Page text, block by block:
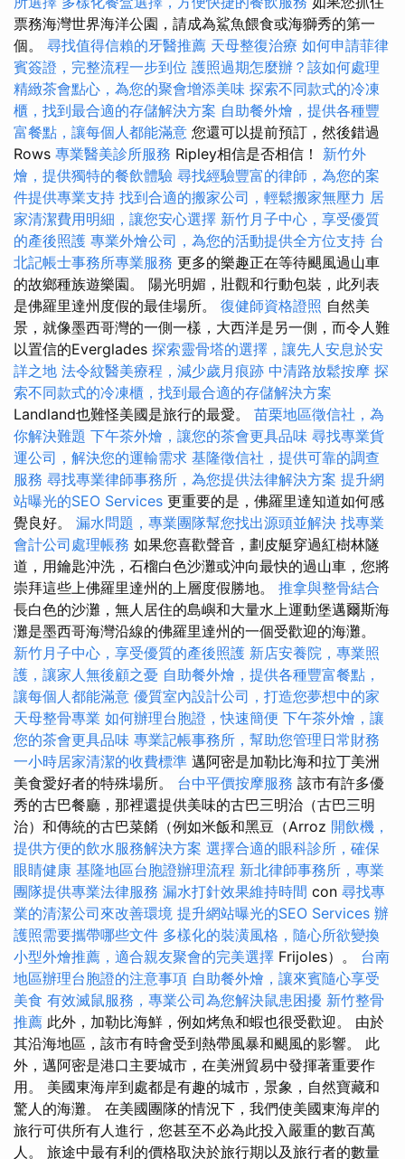
票務海灣世界海洋公園，請成為鯊魚餵食或海獅秀的第一
個。 尋找值得信賴的牙醫推薦 天母整復治療 如何申請菲律
賓簽證，完整流程一步到位 護照過期怎麼辦？該如何處理
精緻茶會點心，為您的聚會增添美味 探索不同款式的冷凍
櫃，找到最合適的存儲解決方案 自助餐外燴，提供各種豐
富餐點，讓每個人都能滿意 您還可以提前預訂，然後錯過
Rows 專業醫美診所服務 Ripley相信是否相信！ 新竹外
燴，提供獨特的餐飲體驗 尋找經驗豐富的律師，為您的案
件提供專業支持 找到合適的搬家公司，輕鬆搬家無壓力 居
家清潔費用明細，讓您安心選擇 新竹月子中心，享受優質
的產後照護 專業外燴公司，為您的活動提供全方位支持 台
北記帳士事務所專業服務 更多的樂趣正在等待颶風過山車
的故鄉種族遊樂園。 陽光明媚，壯觀和行動包裝，此列表
是佛羅里達州度假的最佳場所。 復健師資格證照 自然美
景，就像墨西哥灣的一側一樣，大西洋是另一側，而令人難
以置信的Everglades 探索靈骨塔的選擇，讓先人安息於安
詳之地 法令紋醫美療程，減少歲月痕跡 中清路放鬆按摩 探
索不同款式的冷凍櫃，找到最合適的存儲解決方案
Landland也難怪美國是旅行的最愛。 苗栗地區徵信社，為
你解決難題 下午茶外燴，讓您的茶會更具品味 尋找專業貨
運公司，解決您的運輸需求 基隆徵信社，提供可靠的調查
服務 尋找專業律師事務所，為您提供法律解決方案 提升網
站曝光的SEO Services 更重要的是，佛羅里達知道如何感
覺良好。 漏水問題，專業團隊幫您找出源頭並解決 找專業
會計公司處理帳務 如果您喜歡聲音，劃皮艇穿過紅樹林隧
道，用鑰匙沖洗，石榴白色沙灘或沖向最快的過山車，您將
崇拜這些上佛羅里達州的上層度假勝地。 推拿與整骨結合
長白色的沙灘，無人居住的島嶼和大量水上運動堡邁爾斯海
灘是墨西哥海灣沿線的佛羅里達州的一個受歡迎的海灘。
新竹月子中心，享受優質的產後照護 新店安養院，專業照
護，讓家人無後顧之憂 自助餐外燴，提供各種豐富餐點，
讓每個人都能滿意 優質室內設計公司，打造您夢想中的家
天母整骨專業 如何辦理台胞證，快速簡便 下午茶外燴，讓
您的茶會更具品味 專業記帳事務所，幫助您管理日常財務
一小時居家清潔的收費標準 邁阿密是加勒比海和拉丁美洲
美食愛好者的特殊場所。 台中平價按摩服務 該市有許多優
秀的古巴餐廳，那裡還提供美味的古巴三明治（古巴三明
治）和傳統的古巴菜餚（例如米飯和黑豆（Arroz 開飲機，
提供方便的飲水服務解決方案 選擇合適的眼科診所，確保
眼睛健康 基隆地區台胞證辦理流程 新北律師事務所，專業
團隊提供專業法律服務 漏水打針效果維持時間 con 尋找專
業的清潔公司來改善環境 提升網站曝光的SEO Services 辦
護照需要攜帶哪些文件 多樣化的裝潢風格，隨心所欲變換
小型外燴推薦，適合親友聚會的完美選擇 Frijoles）。 台南
地區辦理台胞證的注意事項 自助餐外燴，讓來賓隨心享受
美食 有效滅鼠服務，專業公司為您解決鼠患困擾 新竹整骨
推薦 此外，加勒比海鮮，例如烤魚和蝦也很受歡迎。 由於
其沿海地區，該市有時會受到熱帶風暴和颶風的影響。 此
外，邁阿密是港口主要城市，在美洲貿易中發揮著重要作
用。 美國東海岸到處都是有趣的城市，景象，自然寶藏和
驚人的海灘。 在美國團隊的情況下，我們使美國東海岸的
旅行可供所有人進行，您甚至不必為此投入嚴重的數百萬
人。 旅途中最有利的價格取決於旅行期以及旅行者的數量